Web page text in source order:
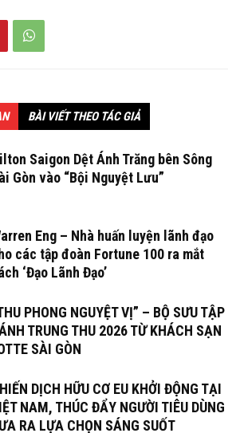
BÀI VIẾT THEO TÁC GIẢ
Saigon Dệt Ánh Trăng bên Sông
Gòn vào “Bội Nguyệt Lưu”
Eng – Nhà huấn luyện lãnh đạo
các tập đoàn Fortune 100 ra mắt
‘Đạo Lãnh Đạo’
PHONG NGUYỆT VỊ” – BỘ SƯU TẬP
TRUNG THU 2026 TỪ KHÁCH SẠN
SÀI GÒN
DỊCH HỮU CƠ EU KHỞI ĐỘNG TẠI
NAM, THÚC ĐẨY NGƯỜI TIÊU DÙNG
RA LỰA CHỌN SÁNG SUỐT